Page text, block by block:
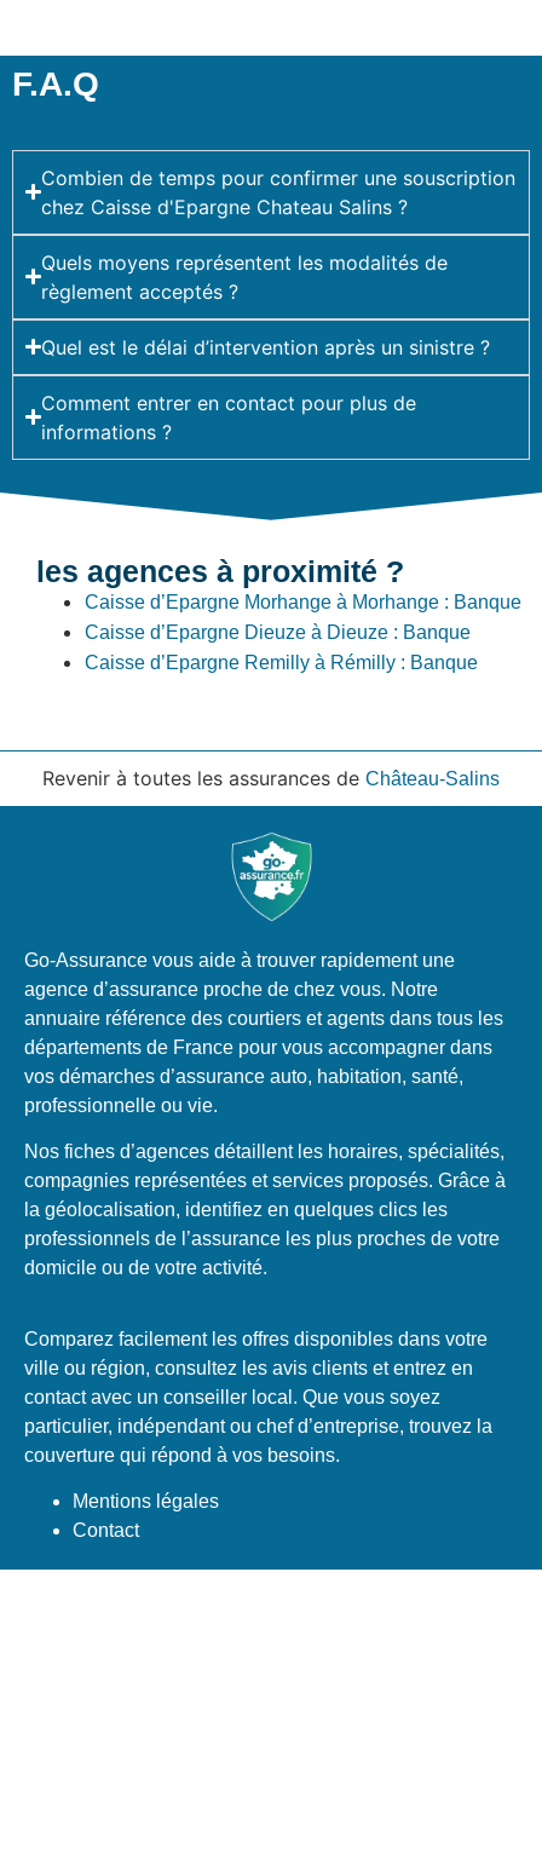
F.A.Q
Combien de temps pour confirmer une souscription
chez Caisse d'Epargne Chateau Salins ?
Quels moyens représentent les modalités de
règlement acceptés ?
Quel est le délai d’intervention après un sinistre ?
Comment entrer en contact pour plus de
informations ?
les agences à proximité ?
Caisse d’Epargne Morhange à Morhange : Banque
Caisse d’Epargne Dieuze à Dieuze : Banque
Caisse d’Epargne Remilly à Rémilly : Banque
Revenir à toutes les assurances de Château-Salins
Go-Assurance vous aide à trouver rapidement une
agence d’assurance proche de chez vous. Notre
annuaire référence des courtiers et agents dans tous les
départements de France pour vous accompagner dans
vos démarches d’assurance auto, habitation, santé,
professionnelle ou vie.
Nos fiches d’agences détaillent les horaires, spécialités,
compagnies représentées et services proposés. Grâce à
la géolocalisation, identifiez en quelques clics les
professionnels de l’assurance les plus proches de votre
domicile ou de votre activité.
Comparez facilement les offres disponibles dans votre
ville ou région, consultez les avis clients et entrez en
contact avec un conseiller local. Que vous soyez
particulier, indépendant ou chef d’entreprise, trouvez la
couverture qui répond à vos besoins.
Mentions légales
Contact